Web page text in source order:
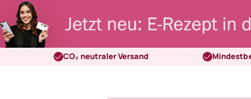
CO₂ neutraler Versand